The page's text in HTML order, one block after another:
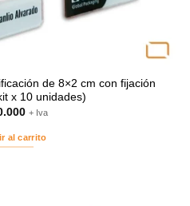
de 8×2 cm con fijación
x 10 unidades)
+ Iva
al carrito